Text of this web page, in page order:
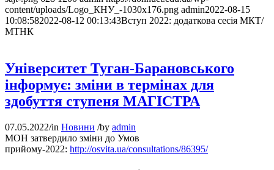
content/uploads/Logo_КНУ_-1030x176.png admin2022-08-15
10:08:582022-08-12 00:13:43Вступ 2022: додаткова сесія МКТ/
МТНК
Університет Туган-Барановського
інформує: зміни в термінах для
здобуття ступеня МАГІСТРА
07.05.2022/in Новини /by admin
МОН затвердило зміни до Умов
прийому-2022: http://osvita.ua/consultations/86395/